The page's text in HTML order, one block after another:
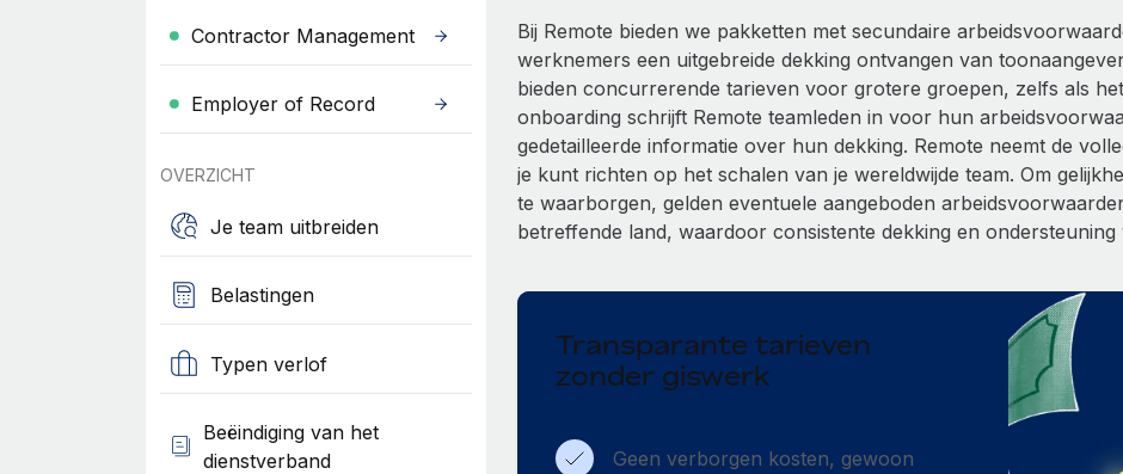
Contractor Management
Employer of Record
OVERZICHT
Je team uitbreiden
Belastingen
Typen verlof
Beëindiging van het
dienstverband
Bij Remote bieden we pakketten met secundaire
werknemers een uitgebreide dekking ontvangen van
bieden concurrerende tarieven voor grotere groepen, zelfs als
onboarding schrijft Remote teamleden in voor hun
gedetailleerde informatie over hun dekking. Remote neemt de
je kunt richten op het schalen van je wereldwijde team. Om
te waarborgen, gelden eventuele aangeboden
betreffende land, waardoor consistente dekking en
Transparante tarieven
zonder giswerk
Geen verborgen kosten, gewoon